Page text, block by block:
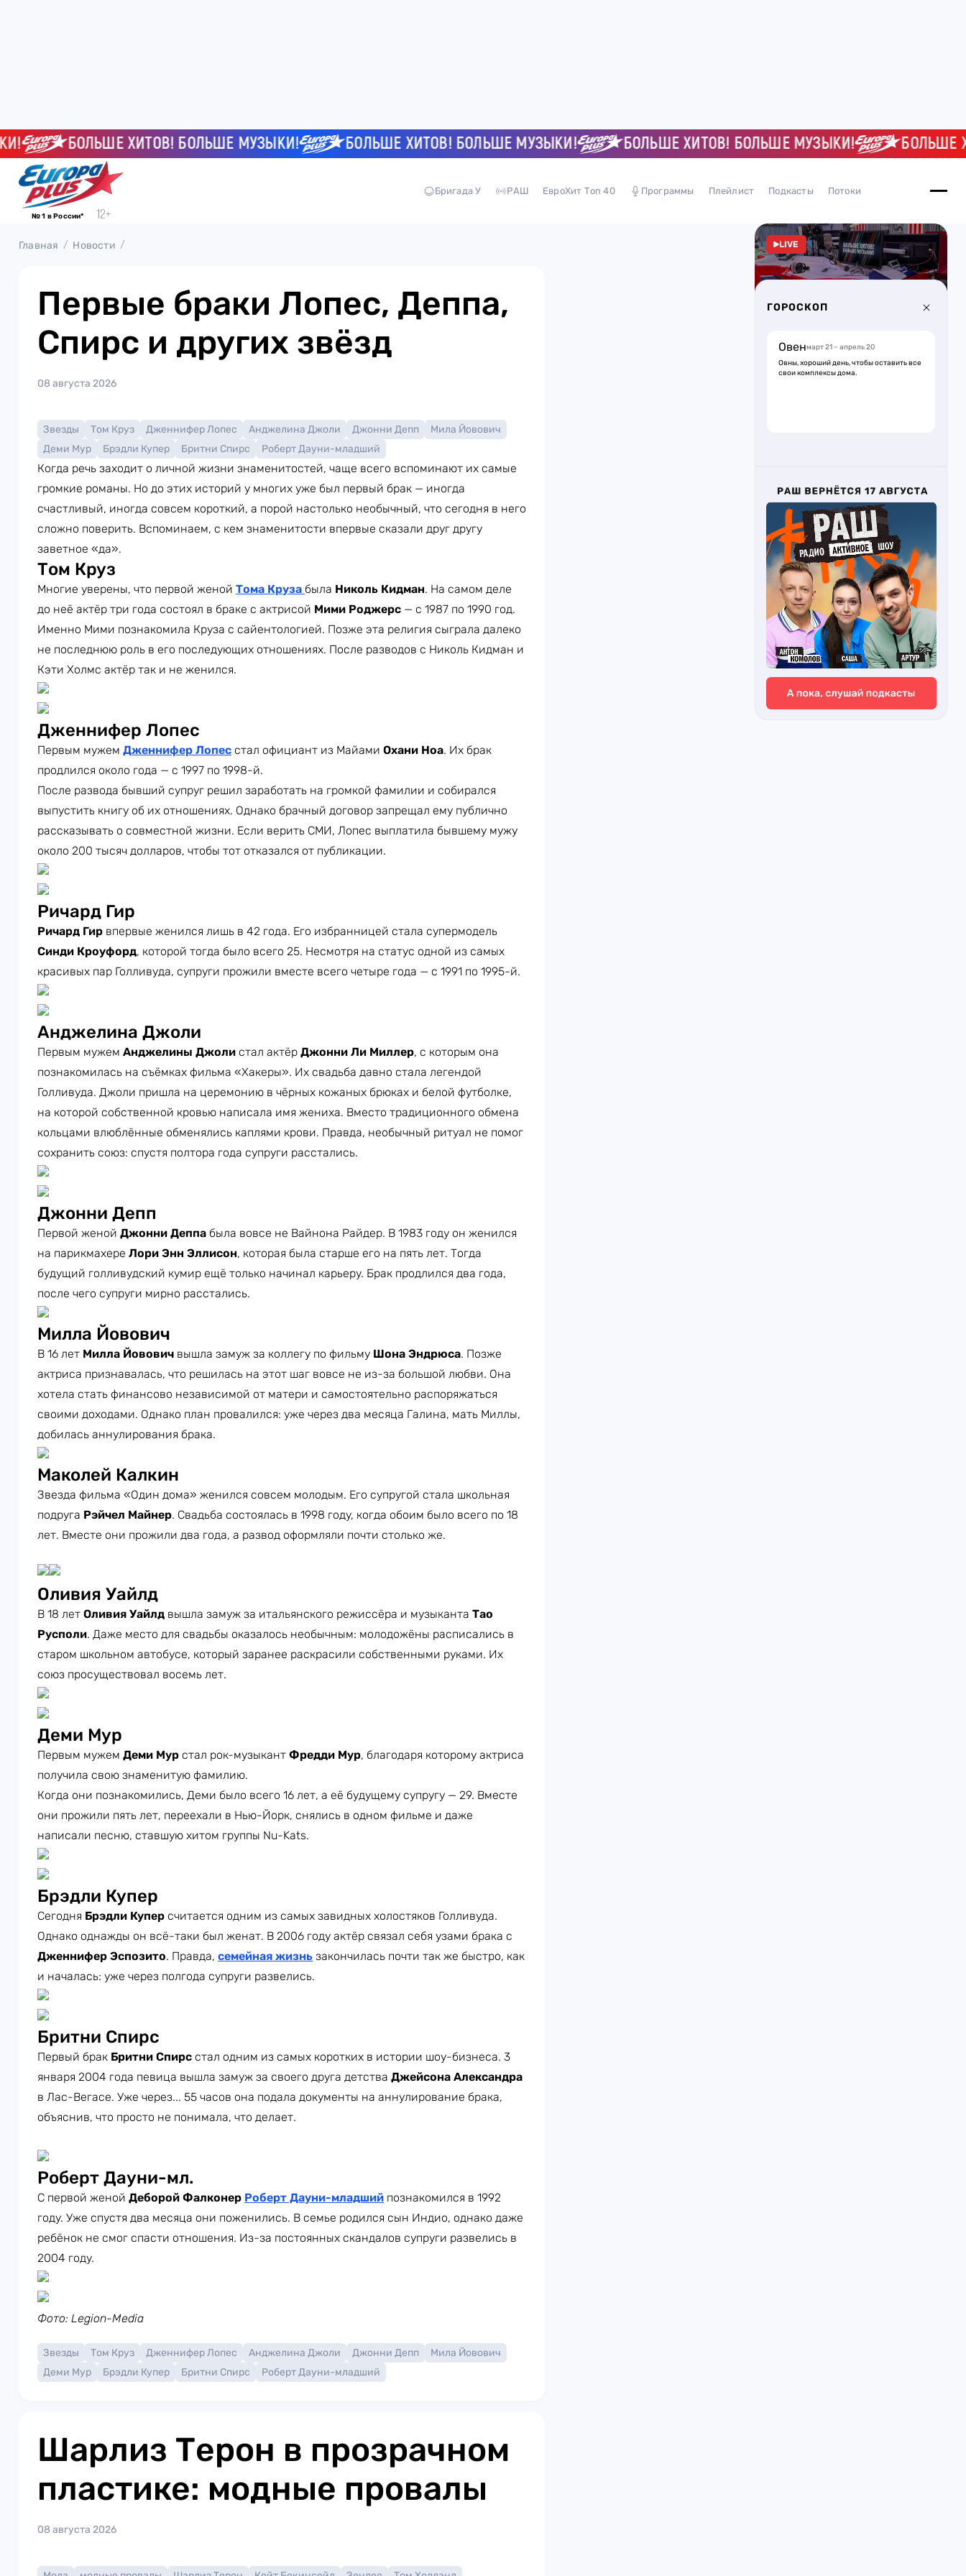
БОЛЬШЕ ХИТОВ! БОЛЬШЕ МУЗЫКИ! БОЛЬШЕ ХИТОВ! БОЛЬШЕ МУЗЫКИ! БОЛЬШЕ ХИТОВ! БОЛЬШЕ МУЗЫКИ! БОЛЬШЕ
№ 1 в России*
Бригада У РАШ ЕвроХит Топ 40 Программы Плейлист Подкасты Потоки
Главная Новости
Первые браки Лопес, Деппа,
Спирс и других звёзд
08 августа 2026
Звезды Том Круз Дженнифер Лопес Анджелина Джоли Джонни Депп
Мила Йовович
Деми Мур
Брэдли Купер Бритни Спирс Роберт Дауни-младший
Когда речь заходит о личной жизни знаменитостей, чаще всего вспоминают их самые
громкие романы. Но до этих историй у многих уже был первый брак — иногда
счастливый, иногда совсем короткий, а порой настолько необычный, что сегодня в него
сложно поверить. Вспоминаем, с кем знаменитости впервые сказали друг другу
заветное «да».
Том Круз
Многие уверены, что первой женой Тома Круза была Николь Кидман. На самом деле
до неё актёр три года состоял в браке с актрисой Мими Роджерс — с 1987 по 1990 год.
Именно Мими познакомила Круза с сайентологией. Позже эта религия сыграла далеко
не последнюю роль в его последующих отношениях. После разводов с Николь Кидман и
Кэти Холмс актёр так и не женился.
Дженнифер Лопес
Первым мужем Дженнифер Лопес стал официант из Майами Охани Ноа. Их брак
продлился около года — с 1997 по 1998-й.
После развода бывший супруг решил заработать на громкой фамилии и собирался
выпустить книгу об их отношениях. Однако брачный договор запрещал ему публично
рассказывать о совместной жизни. Если верить СМИ, Лопес выплатила бывшему мужу
около 200 тысяч долларов, чтобы тот отказался от публикации.
Ричард Гир
Ричард Гир впервые женился лишь в 42 года. Его избранницей стала супермодель
Синди Кроуфорд, которой тогда было всего 25. Несмотря на статус одной из самых
красивых пар Голливуда, супруги прожили вместе всего четыре года — с 1991 по 1995-й.
Анджелина Джоли
Первым мужем Анджелины Джоли стал актёр Джонни Ли Миллер, с которым она
познакомилась на съёмках фильма «Хакеры». Их свадьба давно стала легендой
Голливуда. Джоли пришла на церемонию в чёрных кожаных брюках и белой футболке,
на которой собственной кровью написала имя жениха. Вместо традиционного обмена
кольцами влюблённые обменялись каплями крови. Правда, необычный ритуал не помог
сохранить союз: спустя полтора года супруги расстались.
Джонни Депп
Первой женой Джонни Деппа была вовсе не Вайнона Райдер. В 1983 году он женился
на парикмахере Лори Энн Эллисон, которая была старше его на пять лет. Тогда
будущий голливудский кумир ещё только начинал карьеру. Брак продлился два года,
после чего супруги мирно расстались.
Милла Йовович
В 16 лет Милла Йовович вышла замуж за коллегу по фильму Шона Эндрюса. Позже
актриса признавалась, что решилась на этот шаг вовсе не из-за большой любви. Она
хотела стать финансово независимой от матери и самостоятельно распоряжаться
своими доходами. Однако план провалился: уже через два месяца Галина, мать Миллы,
добилась аннулирования брака.
Маколей Калкин
Звезда фильма «Один дома» женился совсем молодым. Его супругой стала школьная
подруга Рэйчел Майнер. Свадьба состоялась в 1998 году, когда обоим было всего по 18
лет. Вместе они прожили два года, а развод оформляли почти столько же.
Оливия Уайлд
В 18 лет Оливия Уайлд вышла замуж за итальянского режиссёра и музыканта Тао
Русполи. Даже место для свадьбы оказалось необычным: молодожёны расписались в
старом школьном автобусе, который заранее раскрасили собственными руками. Их
союз просуществовал восемь лет.
Деми Мур
Первым мужем Деми Мур стал рок-музыкант Фредди Мур, благодаря которому актриса
получила свою знаменитую фамилию.
Когда они познакомились, Деми было всего 16 лет, а её будущему супругу — 29. Вместе
они прожили пять лет, переехали в Нью-Йорк, снялись в одном фильме и даже
написали песню, ставшую хитом группы Nu-Kats.
Брэдли Купер
Сегодня Брэдли Купер считается одним из самых завидных холостяков Голливуда.
Однако однажды он всё-таки был женат. В 2006 году актёр связал себя узами брака с
Дженнифер Эспозито. Правда, семейная жизнь закончилась почти так же быстро, как
и началась: уже через полгода супруги развелись.
Бритни Спирс
Первый брак Бритни Спирс стал одним из самых коротких в истории шоу-бизнеса. 3
января 2004 года певица вышла замуж за своего друга детства Джейсона Александра
в Лас-Вегасе. Уже через... 55 часов она подала документы на аннулирование брака,
объяснив, что просто не понимала, что делает.
Роберт Дауни-мл.
С первой женой Деборой Фалконер Роберт Дауни-младший познакомился в 1992
году. Уже спустя два месяца они поженились. В семье родился сын Индио, однако даже
ребёнок не смог спасти отношения. Из-за постоянных скандалов супруги развелись в
2004 году.
Фото: Legion-Media
Звезды Том Круз Дженнифер Лопес Анджелина Джоли Джонни Депп
Мила Йовович
Деми Мур
Брэдли Купер Бритни Спирс Роберт Дауни-младший
Шарлиз Терон в прозрачном
пластике: модные провалы
08 августа 2026
LIVE
ГОРОСКОП
Овенмарт 21 – апрель 20
Овны, хороший день, чтобы оставить все
свои комплексы дома.